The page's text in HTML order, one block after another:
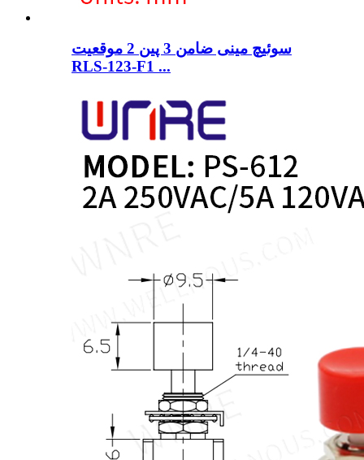
سوئیچ مینی ضامن 3 پین 2 موقعیت
RLS-123-F1 ...